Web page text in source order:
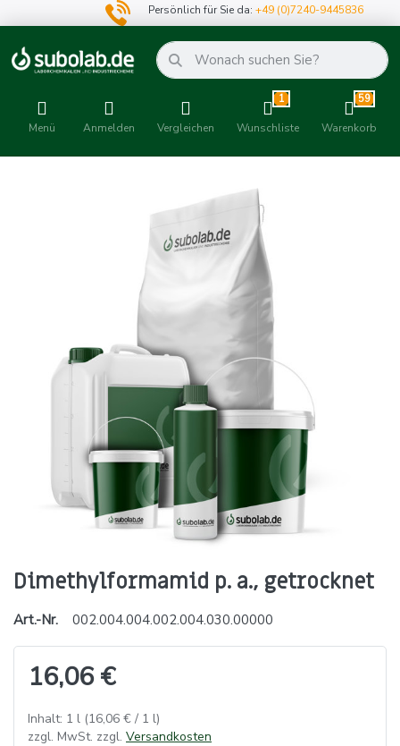
Persönlich für Sie da:+49 (0)7240-9445836
Menü Anmelden Vergleichen
1
Wunschliste
59
Warenkorb
Dimethylformamid p. a., getrocknet
Art.-Nr. 002.004.004.002.004.030.00000
16,06 €
Inhalt: 1 l (16,06 € / 1 l)
zzgl. MwSt. zzgl. Versandkosten